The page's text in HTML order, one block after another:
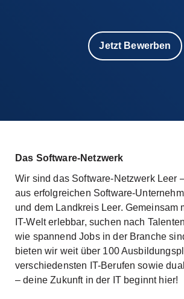
Jetzt Bewerben
Das Software-Netzwerk
Wir sind das Software-Netzwerk Leer
aus erfolgreichen Software-
und dem Landkreis Leer. Gemeinsam
IT-Welt erlebbar, suchen nach
wie spannend Jobs in der Branche
bieten wir weit über 100
verschiedensten IT-Berufen sowie
– deine Zukunft in der IT beginnt hier!